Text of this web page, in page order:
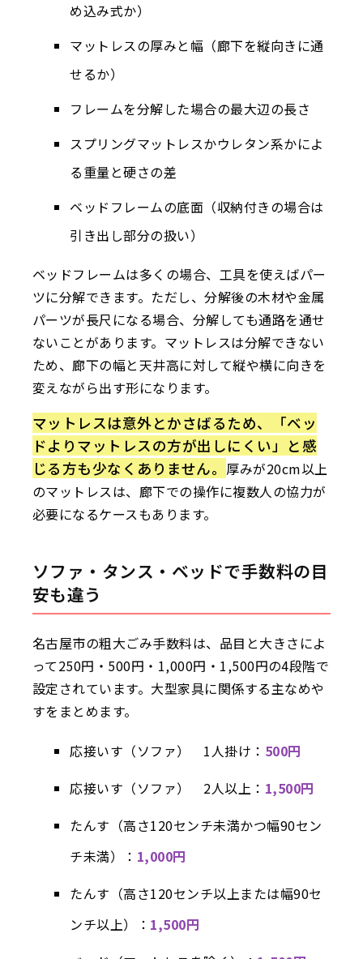
め込み式か）
マットレスの厚みと幅（廊下を縦向きに通
せるか）
フレームを分解した場合の最大辺の長さ
スプリングマットレスかウレタン系かによ
る重量と硬さの差
ベッドフレームの底面（収納付きの場合は
引き出し部分の扱い）
ベッドフレームは多くの場合、工具を使えばパー
ツに分解できます。ただし、分解後の木材や金属
パーツが長尺になる場合、分解しても通路を通せ
ないことがあります。マットレスは分解できない
ため、廊下の幅と天井高に対して縦や横に向きを
変えながら出す形になります。
マットレスは意外とかさばるため、「ベッ
ドよりマットレスの方が出しにくい」と感
じる方も少なくありません。 厚みが20cm以上
のマットレスは、廊下での操作に複数人の協力が
必要になるケースもあります。
ソファ・タンス・ベッドで手数料の目
安も違う
名古屋市の粗大ごみ手数料は、品目と大きさによ
って250円・500円・1,000円・1,500円の4段階で
設定されています。大型家具に関係する主なめや
すをまとめます。
応接いす（ソファ） 1人掛け： 500円
応接いす（ソファ） 2人以上： 1,500円
たんす（高さ120センチ未満かつ幅90セン
チ未満）： 1,000円
たんす（高さ120センチ以上または幅90セ
ンチ以上）： 1,500円